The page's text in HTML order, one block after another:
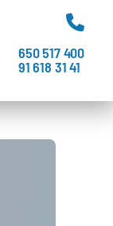
650 517 400
91 618 31 41